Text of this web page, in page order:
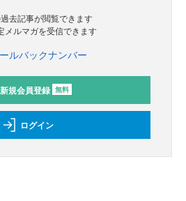
過去記事が閲覧できます
メルマガを受信できます
ルバックナンバー
新規会員登録 無料
ログイン